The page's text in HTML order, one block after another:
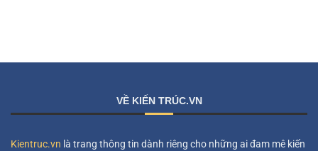
VỀ KIẾN TRÚC.VN
Kientruc.vn là trang thông tin dành riêng cho những ai đam mê kiến